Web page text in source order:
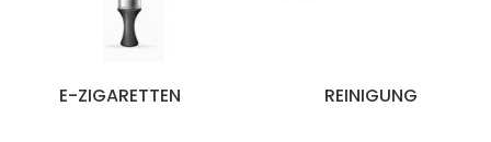
E-ZIGARETTEN REINIGUNG